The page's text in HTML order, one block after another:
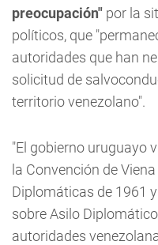
preocupación" por la
políticos, que
autoridades que han
solicitud de
territorio venezolano".
"El gobierno uruguayo
la Convención de
Diplomáticas de 1961
sobre Asilo
autoridades